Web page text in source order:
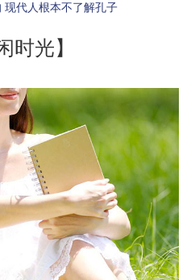
现代人根本不了解孔子
时光】